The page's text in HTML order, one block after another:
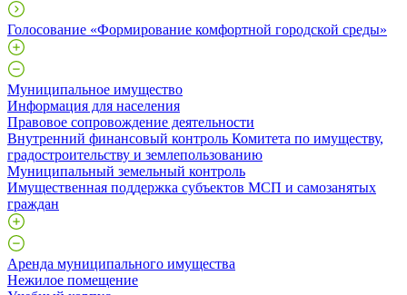
Голосование «Формирование комфортной городской среды»
Муниципальное имущество
Информация для населения
Правовое сопровождение деятельности
Внутренний финансовый контроль Комитета по имуществу,
градостроительству и землепользованию
Муниципальный земельный контроль
Имущественная поддержка субъектов МСП и самозанятых
граждан
Аренда муниципального имущества
Нежилое помещение